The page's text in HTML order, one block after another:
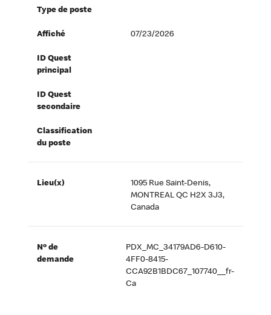
Type de poste
Affiché 07/23/2026
ID Quest
principal
ID Quest
secondaire
Classification
du poste
Lieu(x)
1095 Rue Saint-Denis,
MONTREAL QC H2X 3J3,
Canada
Nº de
demande
PDX_MC_34179AD6-D610-
4FF0-8415-
CCA92B1BDC67_107740__fr-
Ca